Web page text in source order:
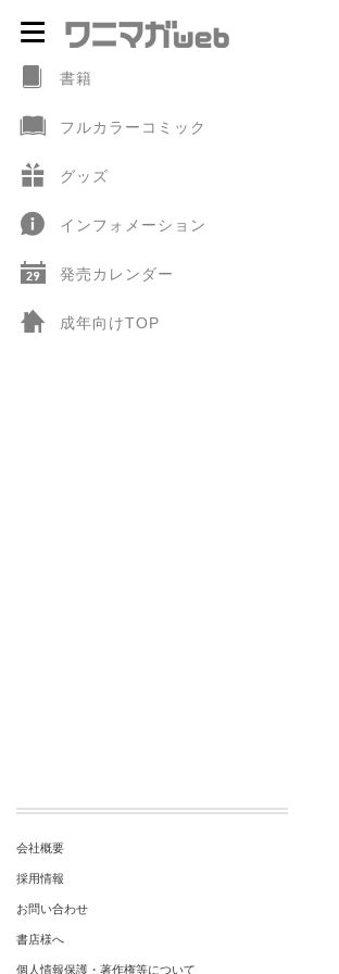
ナ
ー
シ
ン
へ
ス
キ
コ
ン
ツ
ス
キ
ッ
プ
書籍
フルカラーコミック
グッズ
インフォメーション
発売カレンダー
成年向けTOP
会社概要
採用情報
お問い合わせ
書店様へ
個人情報保護・著作権等について